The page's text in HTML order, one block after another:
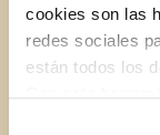
cookies son las
redes sociales
están todos los
STAR® Light